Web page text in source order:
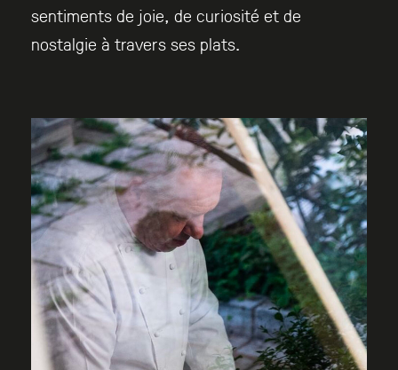
sentiments de joie, de curiosité et de
nostalgie à travers ses plats.